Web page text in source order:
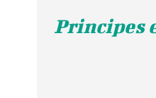
Principes